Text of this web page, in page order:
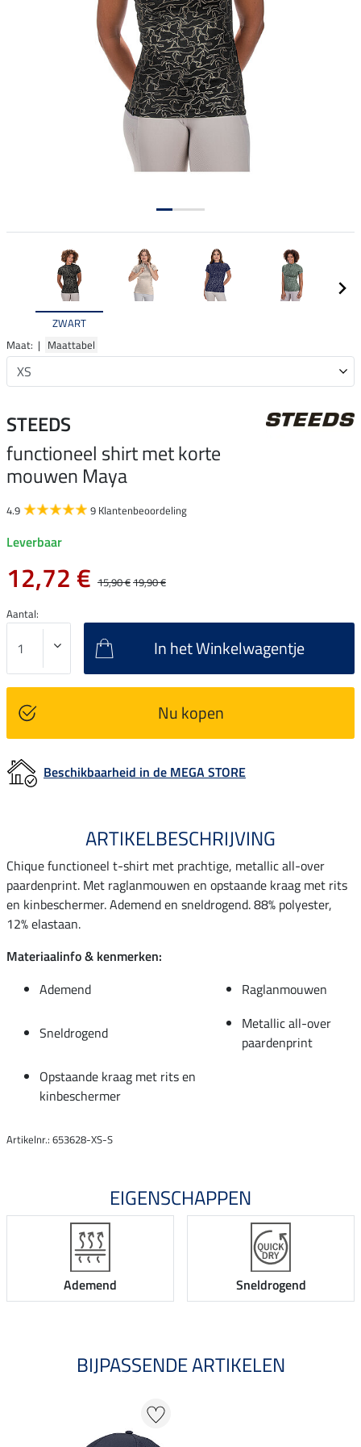
ZWART
Maat: | Maattabel
STEEDS
functioneel shirt met korte
mouwen Maya
4.9 9 Klantenbeoordeling
Leverbaar
12,72 € 15,90 €19,90 €
Aantal:
In het Winkelwagentje
Nu kopen
Beschikbaarheid in de MEGA STORE
ARTIKELBESCHRIJVING
Chique functioneel t-shirt met prachtige, metallic all-over
paardenprint. Met raglanmouwen en opstaande kraag met rits
en kinbeschermer. Ademend en sneldrogend. 88% polyester,
12% elastaan.
Materiaalinfo & kenmerken:
Ademend
Raglanmouwen
Sneldrogend
Metallic all-over
paardenprint
Opstaande kraag met rits en
kinbeschermer
Artikelnr.: 653628-XS-S
EIGENSCHAPPEN
Ademend Sneldrogend
BIJPASSENDE ARTIKELEN